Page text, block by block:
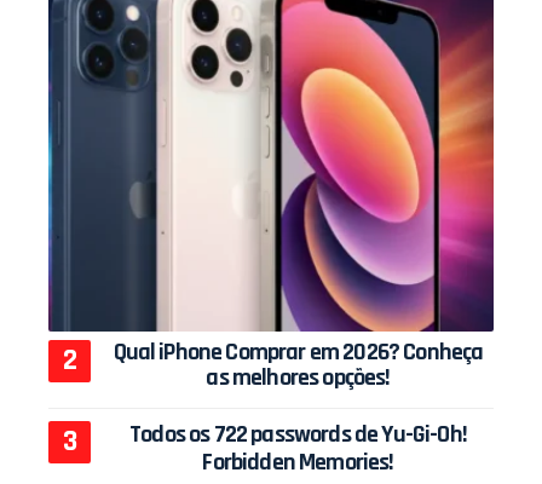
Qual iPhone Comprar em 2026? Conheça
as melhores opções!
Todos os 722 passwords de Yu-Gi-Oh!
Forbidden Memories!